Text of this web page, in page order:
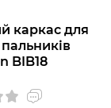
каркас для
BIB18